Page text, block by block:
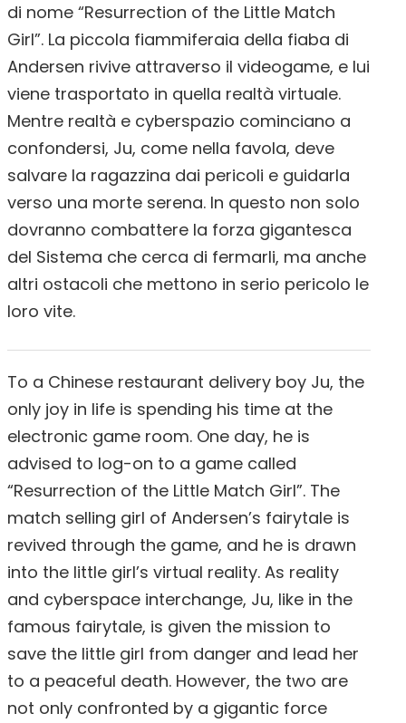
di nome “Resurrection of the Little Match
Girl”. La piccola fiammiferaia della fiaba di
Andersen rivive attraverso il videogame, e lui
viene trasportato in quella realtà virtuale.
Mentre realtà e cyberspazio cominciano a
confondersi, Ju, come nella favola, deve
salvare la ragazzina dai pericoli e guidarla
verso una morte serena. In questo non solo
dovranno combattere la forza gigantesca
del Sistema che cerca di fermarli, ma anche
altri ostacoli che mettono in serio pericolo le
loro vite.
To a Chinese restaurant delivery boy Ju, the
only joy in life is spending his time at the
electronic game room. One day, he is
advised to log-on to a game called
“Resurrection of the Little Match Girl”. The
match selling girl of Andersen’s fairytale is
revived through the game, and he is drawn
into the little girl’s virtual reality. As reality
and cyberspace interchange, Ju, like in the
famous fairytale, is given the mission to
save the little girl from danger and lead her
to a peaceful death. However, the two are
not only confronted by a gigantic force